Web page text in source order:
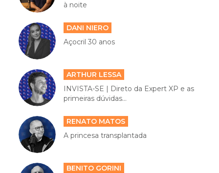
à noite
DANI NIERO
Açocril 30 anos
ARTHUR LESSA
INVISTA-SE | Direto da Expert XP e as
primeiras dúvidas...
RENATO MATOS
A princesa transplantada
BENITO GORINI